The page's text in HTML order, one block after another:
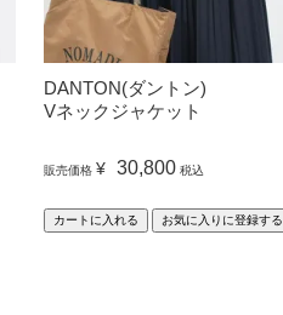
DANTON(ダントン)
Vネックジャケット
販売価格 ¥ 30,800 税込
カートに入れる お気に入りに登録する